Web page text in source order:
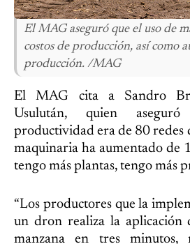
El MAG aseguró que el uso de
costos de producción, así como
producción. /MAG
El MAG cita a Sandro
Usulután, quien
productividad era de 80 redes
maquinaria ha aumentado de
tengo más plantas, tengo más
“Los productores que la
un dron realiza la aplicación
manzana en tres minutos,